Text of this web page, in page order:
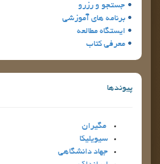
جستجو و رزرو
برنامه هاي آموزشي
ايستگاه مطالعه
معرفي كتاب
پيوندها
مگيران
سيويليكا
جهاد دانشگاهي